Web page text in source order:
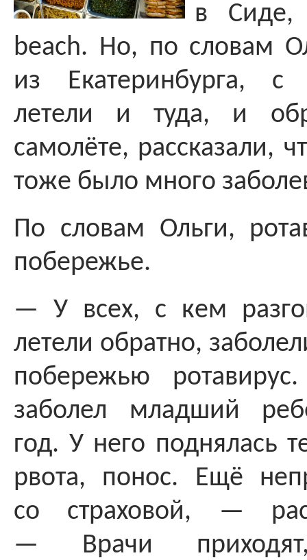
в Сиде,
beach. Но, по словам
из Екатеринбурга,
летели и туда, и
самолёте, рассказали,
тоже было много
По словам Ольги,
побережье.
— У всех, с кем
летели обратно,
побережью
заболел младший
год. У него поднялась
рвота, понос. Ещё
со страховой, —
— Врачи